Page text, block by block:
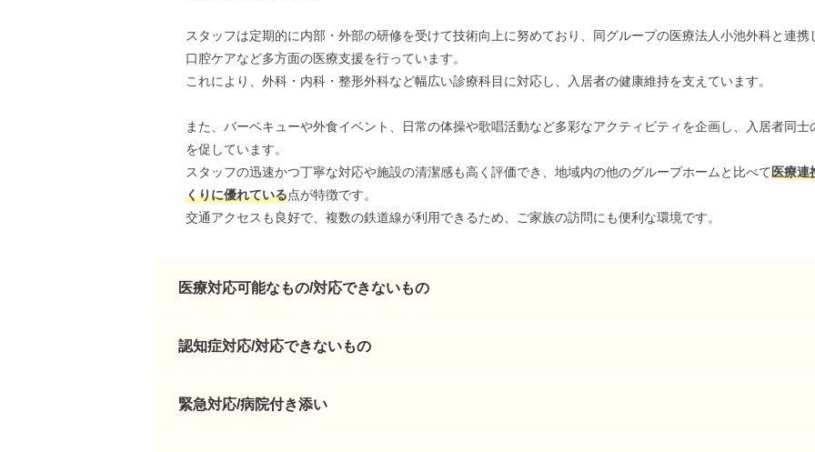
スタッフは定期的に内部・外部の研修を受けて技術向上に努めており、同グループの医療法人小池外科と連携
口腔ケアなど多方面の医療支援を行っています。
これにより、外科・内科・整形外科など幅広い診療科目に対応し、入居者の健康維持を支えています。
また、バーベキューや外食イベント、日常の体操や歌唱活動など多彩なアクティビティを企画し、入居者同士
を促しています。
スタッフの迅速かつ丁寧な対応や施設の清潔感も高く評価でき、地域内の他のグループホームと比べて医療連
くりに優れている点が特徴です。
交通アクセスも良好で、複数の鉄道線が利用できるため、ご家族の訪問にも便利な環境です。
医療対応可能なもの/対応できないもの
認知症対応/対応できないもの
緊急対応/病院付き添い